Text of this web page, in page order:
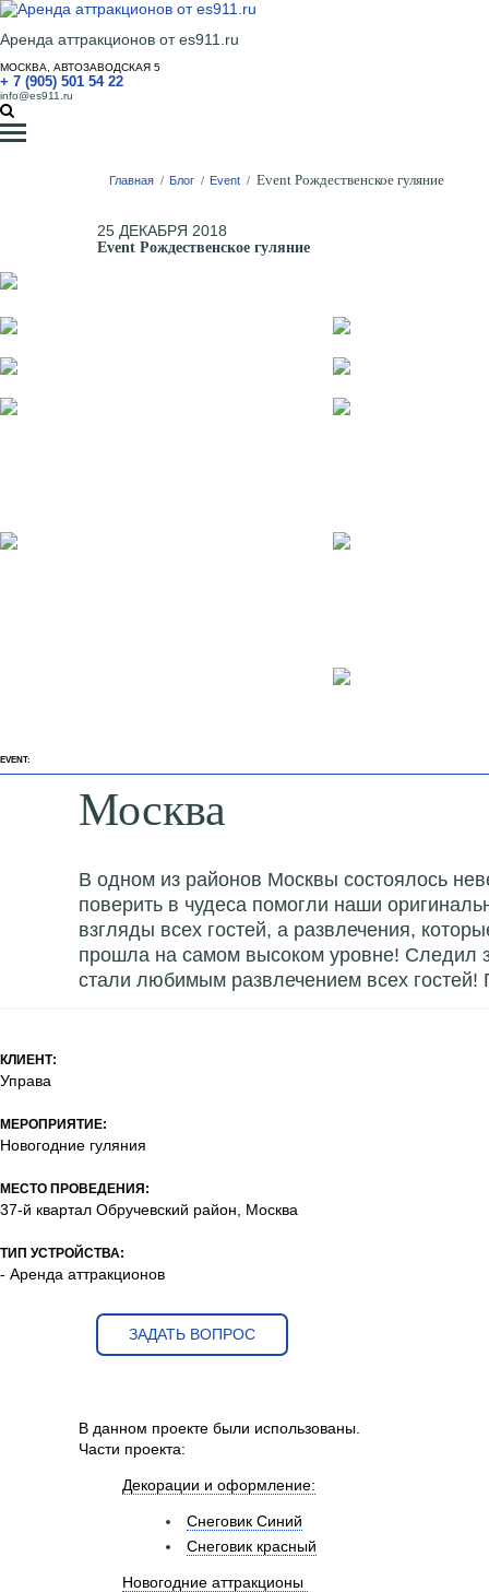
Аренда аттракционов от es911.ru
МОСКВА, АВТОЗАВОДСКАЯ 5
+ 7 (905) 501 54 22
info@es911.ru
Главная / Блог / Event / Event Рождественское гуляние
25 ДЕКАБРЯ 2018
Event Рождественское гуляние
EVENT:
Москва
В одном из районов Москвы состоялось
поверить в чудеса помогли наши
взгляды всех гостей, а развлечения,
прошла на самом высоком уровне! Следил
стали любимым развлечением всех
КЛИЕНТ:
Управа
МЕРОПРИЯТИЕ:
Новогодние гуляния
МЕСТО ПРОВЕДЕНИЯ:
37-й квартал Обручевский район, Москва
ТИП УСТРОЙСТВА:
- Аренда аттракционов
ЗАДАТЬ ВОПРОС
В данном проекте были использованы.
Части проекта:
Декорации и оформление:
Снеговик Синий
Снеговик красный
Новогодние аттракционы